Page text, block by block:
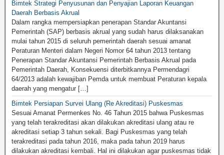
Bimtek Strategi Penyusunan dan Penyajian Laporan Keuangan
Daerah Berbasis Akrual
Dalam rangka mempersiapkan penerapan Standar Akuntansi
Pemerintah (SAP) berbasis akrual yang sudah harus dilaksanakan
mulai tahun 2015 di seluruh pemerintah daerah sesuai amanat
Peraturan Menteri dalam Negeri Nomor 64 tahun 2013 tentang
Penerapan Standar Akuntansi Pemerintah Berbasis Akrual pada
Pemerintah Daerah, Konsekuensi diterbitkannya Permendagri
64/2013 adalah kewajiban Pemda untuk membuat Peraturan kepala
daerah yang mengatur […]
Bimtek Persiapan Survei Ulang (Re Akreditasi) Puskesmas
Sesuai Amanat Permenkes No. 46 Tahun 2015 bahwa Puskesmas
yang telah terakreditasi akan dilakukan akreditasi ulang atau re
akreditasi setiap 3 tahun sekali. Bagi Puskesmas yang telah
terakreditasi pada tahun 2016, maka pada tahun 2019 harus
dilakukan akreditasi kembali. Hal ini dilakukan agar puskesmas tidak